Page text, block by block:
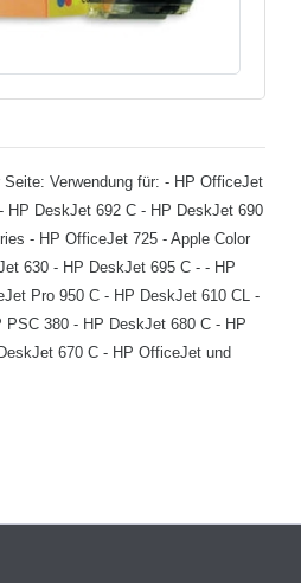
Verwendung für: - HP OfficeJet
HP DeskJet 692 C - HP DeskJet 690
- HP OfficeJet 725 - Apple Color
630 - HP DeskJet 695 C - - HP
Pro 950 C - HP DeskJet 610 CL -
380 - HP DeskJet 680 C - HP
670 C - HP OfficeJet und